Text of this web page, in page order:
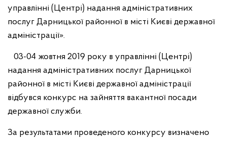
управлінні (Центрі) надання адміністративних
послуг Дарницької районної в місті Києві державної
адміністрації».
03-04 жовтня 2019 року в управлінні (Центрі)
надання адміністративних послуг Дарницької
районної в місті Києві державної адміністрації
відбувся конкурс на зайняття вакантної посади
державної служби.
За результатами проведеного конкурсу визначено